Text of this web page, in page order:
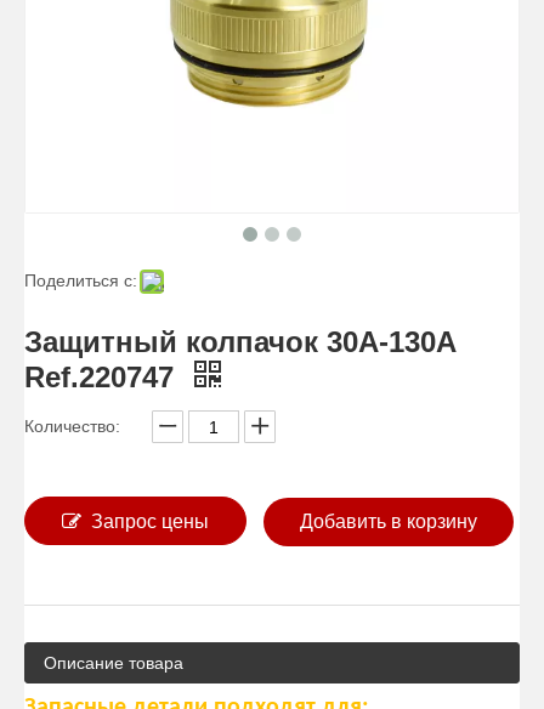
Поделиться с:
Защитный колпачок 30A-130A
Ref.220747
Количество:
Запрос цены Добавить в корзину
Описание товара